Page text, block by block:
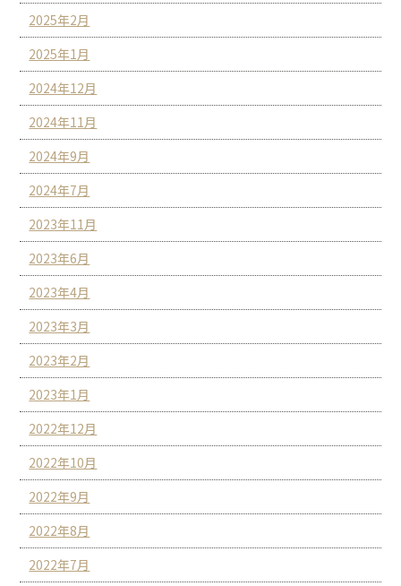
2025年2月
2025年1月
2024年12月
2024年11月
2024年9月
2024年7月
2023年11月
2023年6月
2023年4月
2023年3月
2023年2月
2023年1月
2022年12月
2022年10月
2022年9月
2022年8月
2022年7月